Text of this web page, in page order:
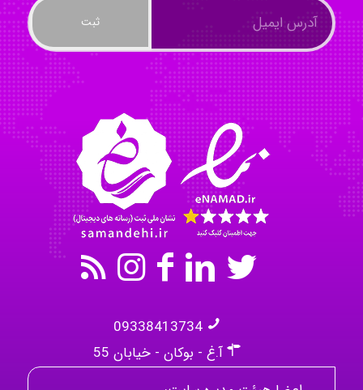
Nazaninkarkon
Omid
09338413734
آ.غ - بوکان - خیابان 55